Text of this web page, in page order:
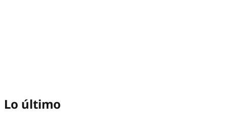
Lo último